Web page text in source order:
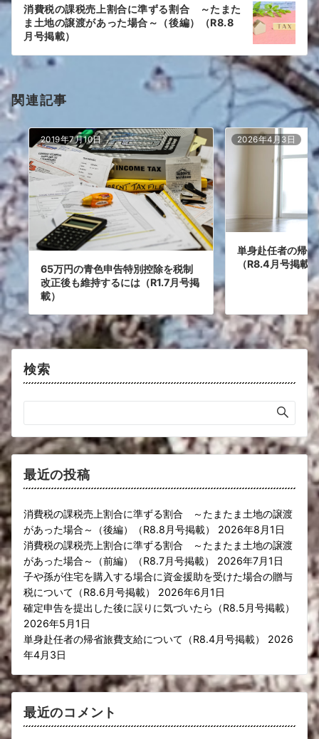
ン
消費税の課税売上割合に準ずる割合 ～たまた
ま土地の譲渡があった場合～（後編）（R8.8
月号掲載）
関連記事
2019年7月10日
65万円の青色申告特別控除を税制
改正後も維持するには（R1.7月号掲
載）
2026年4月3日
単身赴任者の帰
（R8.4月号掲載）
検索
最近の投稿
消費税の課税売上割合に準ずる割合 ～たまたま土地の譲渡
があった場合～（後編）（R8.8月号掲載）
2026年8月1日
消費税の課税売上割合に準ずる割合 ～たまたま土地の譲渡
があった場合～（前編）（R8.7月号掲載）
2026年7月1日
子や孫が住宅を購入する場合に資金援助を受けた場合の贈与
税について（R8.6月号掲載）
2026年6月1日
確定申告を提出した後に誤りに気づいたら（R8.5月号掲載）
2026年5月1日
単身赴任者の帰省旅費支給について（R8.4月号掲載）
2026
年4月3日
最近のコメント